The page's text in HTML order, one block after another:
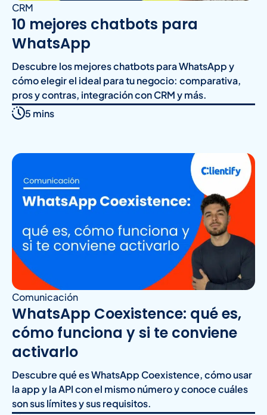
CRM
10 mejores chatbots para
WhatsApp
Descubre los mejores chatbots para WhatsApp y
cómo elegir el ideal para tu negocio: comparativa,
pros y contras, integración con CRM y más.
5 mins
Comunicación
WhatsApp Coexistence: qué es,
cómo funciona y si te conviene
activarlo
Descubre qué es WhatsApp Coexistence, cómo usar
la app y la API con el mismo número y conoce cuáles
son sus límites y sus requisitos.